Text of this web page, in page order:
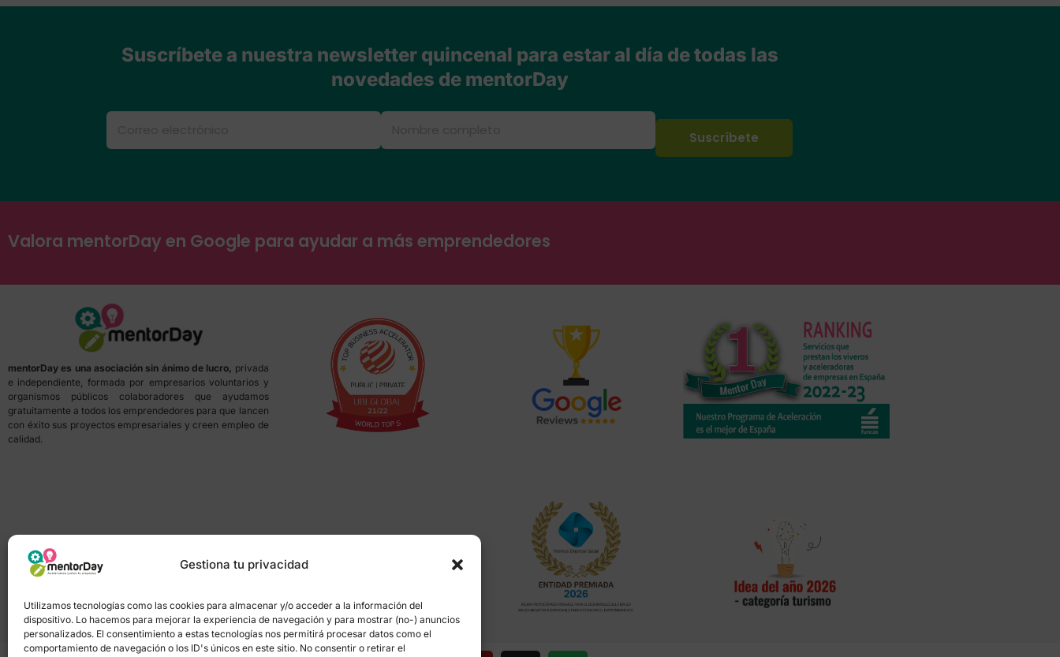
Gestiona tu privacidad
Utilizamos tecnologías como las cookies para almacenar y/o acceder a la información del
dispositivo. Lo hacemos para mejorar la experiencia de navegación y para mostrar (no-) anuncios
personalizados. El consentimiento a estas tecnologías nos permitirá procesar datos como el
comportamiento de navegación o los ID's únicos en este sitio. No consentir o retirar el
Suscríbete a nuestra newsletter quincenal para estar al día de todas las
novedades de mentorDay
Valora mentorDay en Google para ayudar a más emprendedores
mentorDay es una asociación sin ánimo de lucro, privada
e independiente, formada por empresarios voluntarios y
organismos públicos colaboradores que ayudamos
gratuitamente a todos los emprendedores para que lancen
con éxito sus proyectos empresariales y creen empleo de
calidad.